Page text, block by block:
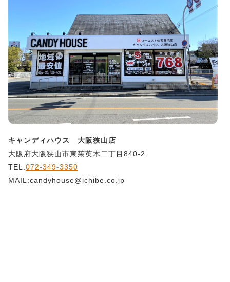
キャンディハウス 大阪狭山店
大阪府大阪狭山市東茱萸木二丁目840-2
TEL:072-349-3350
MAIL:candyhouse@ichibe.co.jp